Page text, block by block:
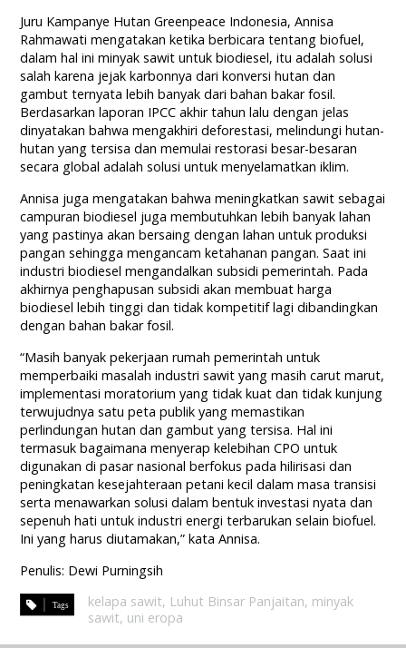
Juru Kampanye Hutan Greenpeace Indonesia, Annisa
Rahmawati mengatakan ketika berbicara tentang biofuel,
dalam hal ini minyak sawit untuk biodiesel, itu adalah solusi
salah karena jejak karbonnya dari konversi hutan dan
gambut ternyata lebih banyak dari bahan bakar fosil.
Berdasarkan laporan IPCC akhir tahun lalu dengan jelas
dinyatakan bahwa mengakhiri deforestasi, melindungi hutan-
hutan yang tersisa dan memulai restorasi besar-besaran
secara global adalah solusi untuk menyelamatkan iklim.
Annisa juga mengatakan bahwa meningkatkan sawit sebagai
campuran biodiesel juga membutuhkan lebih banyak lahan
yang pastinya akan bersaing dengan lahan untuk produksi
pangan sehingga mengancam ketahanan pangan. Saat ini
industri biodiesel mengandalkan subsidi pemerintah. Pada
akhirnya penghapusan subsidi akan membuat harga
biodiesel lebih tinggi dan tidak kompetitif lagi dibandingkan
dengan bahan bakar fosil.
“Masih banyak pekerjaan rumah pemerintah untuk
memperbaiki masalah industri sawit yang masih carut marut,
implementasi moratorium yang tidak kuat dan tidak kunjung
terwujudnya satu peta publik yang memastikan
perlindungan hutan dan gambut yang tersisa. Hal ini
termasuk bagaimana menyerap kelebihan CPO untuk
digunakan di pasar nasional berfokus pada hilirisasi dan
peningkatan kesejahteraan petani kecil dalam masa transisi
serta menawarkan solusi dalam bentuk investasi nyata dan
sepenuh hati untuk industri energi terbarukan selain biofuel.
Ini yang harus diutamakan,” kata Annisa.
Penulis: Dewi Purningsih
kelapa sawit, Luhut Binsar Panjaitan, minyak
sawit, uni eropa